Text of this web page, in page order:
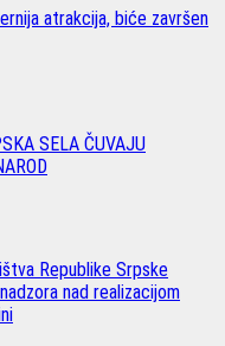
atrakcija, biće završen
SELA ČUVAJU
Republike Srpske
nad realizacijom